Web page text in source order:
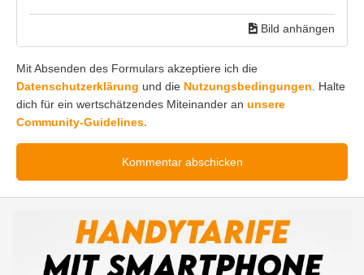
Bild anhängen
Mit Absenden des Formulars akzeptiere ich die
Datenschutzerklärung und die Nutzungsbedingungen . Halte
dich für ein wertschätzendes Miteinander an unsere
Community-Guidelines.